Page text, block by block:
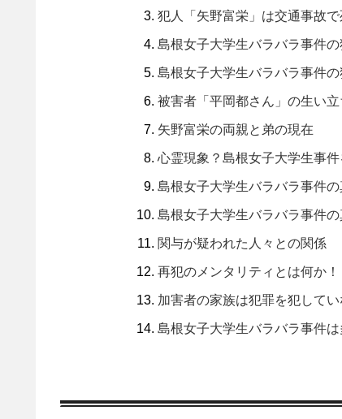
犯人「矢野富栄」は交通事故
島根女子大学生バラバラ事件
島根女子大学生バラバラ事件
被害者「平岡都さん」の生い立
矢野富栄の両親と弟の現在
心霊現象？島根女子大学生事
島根女子大学生バラバラ事件
島根女子大学生バラバラ事件
関与が疑われた人々との関係
再犯のメンタリティとは何か！
加害者の家族は犯罪を犯してい
島根女子大学生バラバラ事件